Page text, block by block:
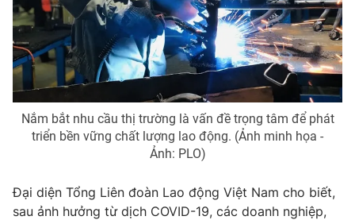
Nắm bắt nhu cầu thị trường là vấn đề trọng tâm để phát
triển bền vững chất lượng lao động. (Ảnh minh họa -
Ảnh: PLO)
Đại diện Tổng Liên đoàn Lao động Việt Nam cho biết,
sau ảnh hưởng từ dịch COVID-19, các doanh nghiệp,